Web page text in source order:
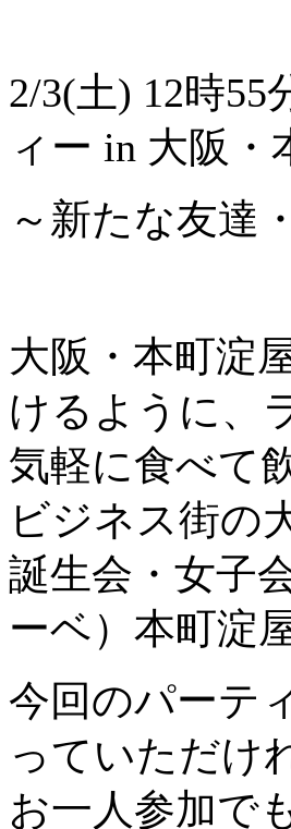
2/3(土) 12時
ィー in 大阪・
～新たな友達
大阪・本町淀
けるように、
気軽に食べて
ビジネス街の
誕生会・女子
ーベ）本町淀
今回のパーテ
っていただけ
お一人参加で